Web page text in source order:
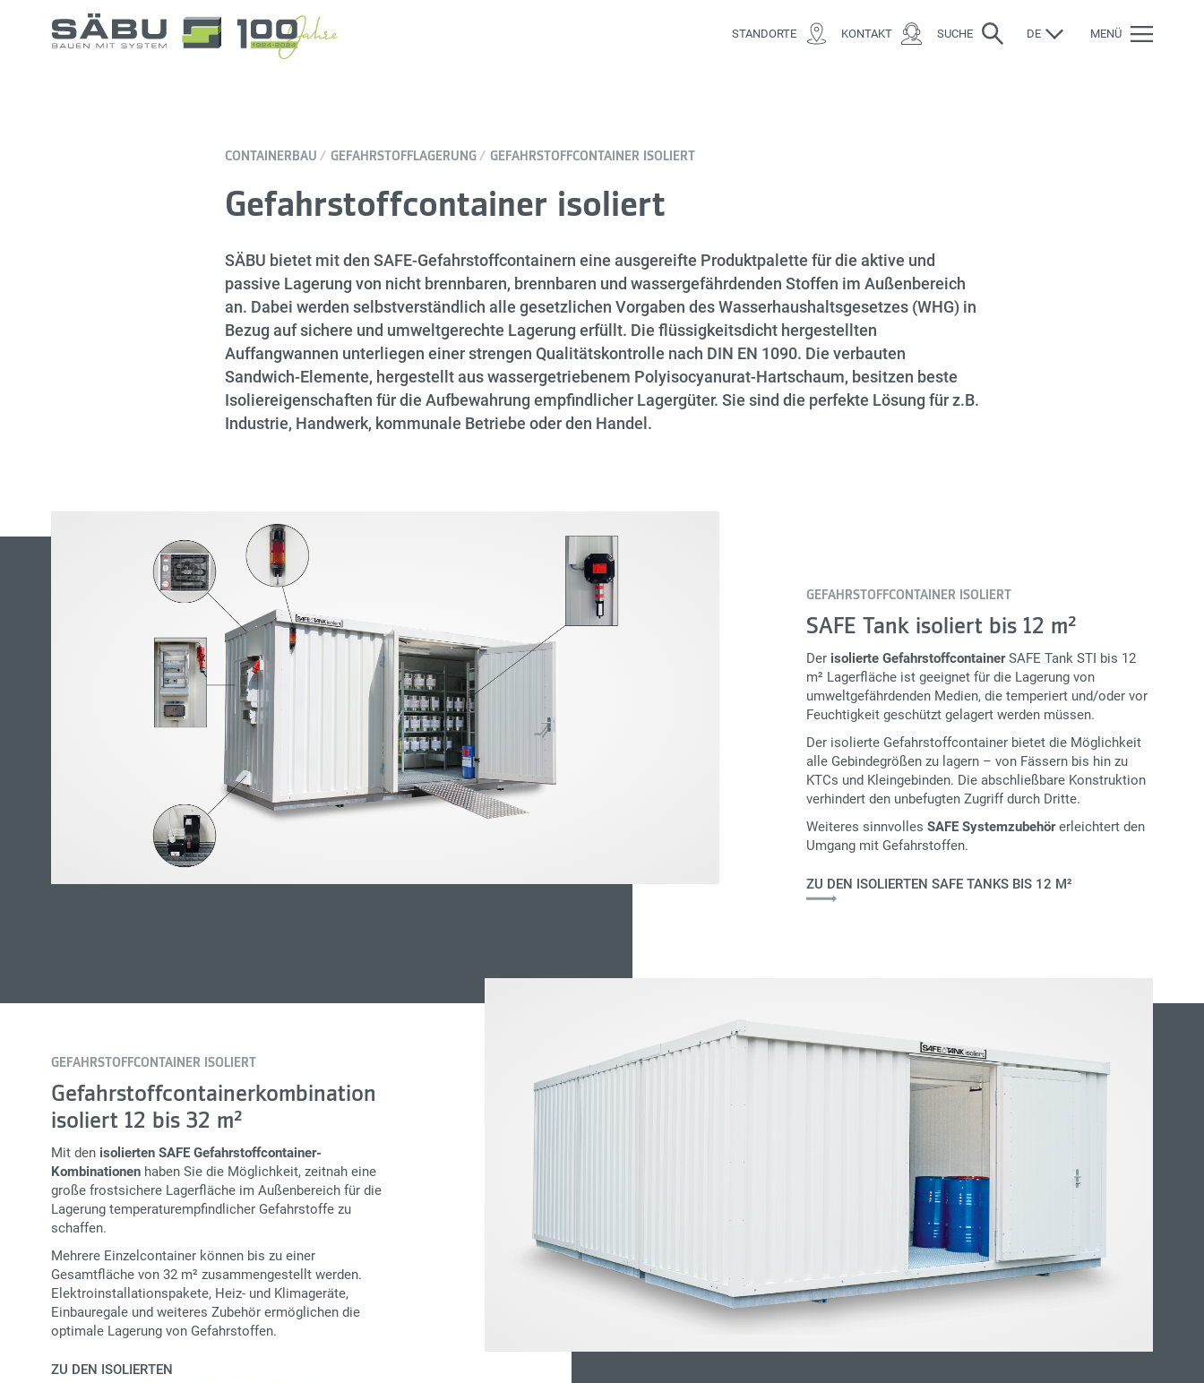
STANDORTE KONTAKT SUCHE DE MENÜ
CONTAINERBAU GEFAHRSTOFFLAGERUNG GEFAHRSTOFFCONTAINER ISOLIERT
Gefahrstoffcontainer isoliert
SÄBU bietet mit den SAFE-Gefahrstoffcontainern eine ausgereifte Produktpalette für die aktive und
passive Lagerung von nicht brennbaren, brennbaren und wassergefährdenden Stoffen im Außenbereich
an. Dabei werden selbstverständlich alle gesetzlichen Vorgaben des Wasserhaushaltsgesetzes (WHG) in
Bezug auf sichere und umweltgerechte Lagerung erfüllt. Die flüssigkeitsdicht hergestellten
Auffangwannen unterliegen einer strengen Qualitätskontrolle nach DIN EN 1090. Die verbauten
Sandwich-Elemente, hergestellt aus wassergetriebenem Polyisocyanurat-Hartschaum, besitzen beste
Isoliereigenschaften für die Aufbewahrung empfindlicher Lagergüter. Sie sind die perfekte Lösung für z.B.
Industrie, Handwerk, kommunale Betriebe oder den Handel.
GEFAHRSTOFFCONTAINER ISOLIERT
SAFE Tank isoliert bis 12 m²
Der isolierte GefahrstoffcontainerSAFE Tank STI bis 12
m² Lagerfläche ist geeignet für die Lagerung von
umweltgefährdenden Medien, die temperiert und/oder vor
Feuchtigkeit geschützt gelagert werden müssen.
Der isolierte Gefahrstoffcontainer bietet die Möglichkeit
alle Gebindegrößen zu lagern – von Fässern bis hin zu
KTCs und Kleingebinden. Die abschließbare Konstruktion
verhindert den unbefugten Zugriff durch Dritte.
Weiteres sinnvolles SAFE Systemzubehörerleichtert den
Umgang mit Gefahrstoffen.
ZU DEN ISOLIERTEN SAFE TANKS BIS 12 M²
GEFAHRSTOFFCONTAINER ISOLIERT
Gefahrstoffcontainerkombination
isoliert 12 bis 32 m²
Mit den isolierten SAFE Gefahrstoffcontainer-
Kombinationen haben Sie die Möglichkeit, zeitnah eine
große frostsichere Lagerfläche im Außenbereich für die
Lagerung temperaturempfindlicher Gefahrstoffe zu
schaffen.
Mehrere Einzelcontainer können bis zu einer
Gesamtfläche von 32 m² zusammengestellt werden.
Elektroinstallationspakete, Heiz- und Klimageräte,
Einbauregale und weiteres Zubehör ermöglichen die
optimale Lagerung von Gefahrstoffen.
ZU DEN ISOLIERTEN